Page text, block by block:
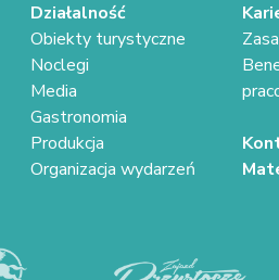
Działalność
Obiekty turystyczne
Noclegi
Media
Gastronomia
Produkcja
Organizacja wydarzeń